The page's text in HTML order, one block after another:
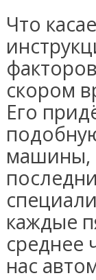
Что
скором
Его
машины,
каждые
среднее
нас